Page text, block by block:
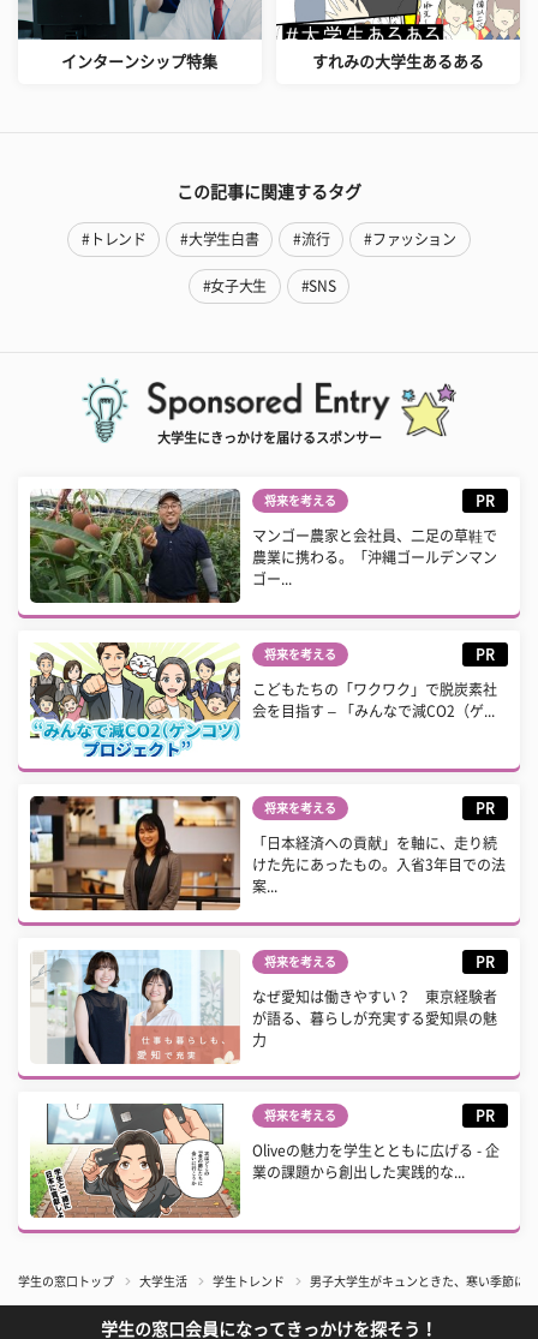
インターンシップ特集 すれみの大学生あるある
この記事に関連するタグ
#トレンド #大学生白書 #流行 #ファッション
#女子大生 #SNS
大学生にきっかけを届けるスポンサー
将来を考える PR
マンゴー農家と会社員、二足の草鞋で
農業に携わる。「沖縄ゴールデンマン
ゴー...
将来を考える PR
こどもたちの「ワクワク」で脱炭素社
会を目指す – 「みんなで減CO2（ゲ...
将来を考える PR
「日本経済への貢献」を軸に、走り続
けた先にあったもの。入省3年目での法
案...
将来を考える PR
なぜ愛知は働きやすい？ 東京経験者
が語る、暮らしが充実する愛知県の魅
力
将来を考える PR
Oliveの魅力を学生とともに広げる - 企
業の課題から創出した実践的な...
学生の窓口トップ 大学生活 学生トレンド 男子大学生がキュンときた、寒い季節に
学生の窓口会員になってきっかけを探そう！